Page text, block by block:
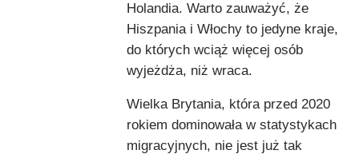
Holandia. Warto zauważyć, że
Hiszpania i Włochy to jedyne kraje,
do których wciąż więcej osób
wyjeżdża, niż wraca.
Wielka Brytania, która przed 2020
rokiem dominowała w statystykach
migracyjnych, nie jest już tak